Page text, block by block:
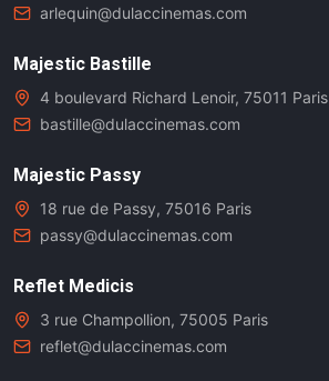
arlequin@dulaccinemas.com
Majestic Bastille
4 boulevard Richard Lenoir, 75011 Paris
bastille@dulaccinemas.com
Majestic Passy
18 rue de Passy, 75016 Paris
passy@dulaccinemas.com
Reflet Medicis
3 rue Champollion, 75005 Paris
reflet@dulaccinemas.com